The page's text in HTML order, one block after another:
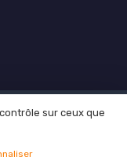
Culture
sur ceux que